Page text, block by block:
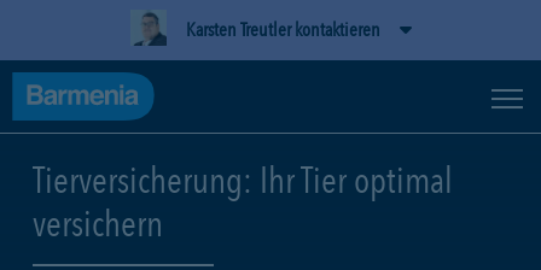
Karsten Treutler kontaktieren
Tierversicherung: Ihr Tier optimal
versichern